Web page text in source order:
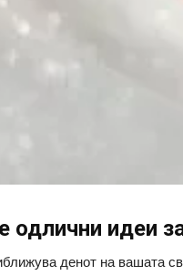
одлични идеи
денот на вашата